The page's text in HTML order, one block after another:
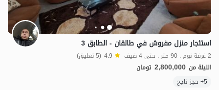
استئجار منزل مفروش في طالقان - الطابق 3
2 غرفة نوم . 90 متر . حتى 4 ضيف 4.9 (5 تعليق)
الليلة من 2,800,000 تومان
5+ حجز ناجح